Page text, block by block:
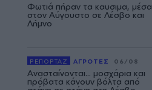
Φωτιά πήραν τα καυσιμα, μέσα
στον Αύγουστο σε Λέσβο και
Λήμνο
ΡΕΠΟΡΤΑΖ ΑΓΡΟΤΕΣ 06/08
Ανασταίνονται... μοσχάρια και
πρόβατα κάνουν βόλτα από